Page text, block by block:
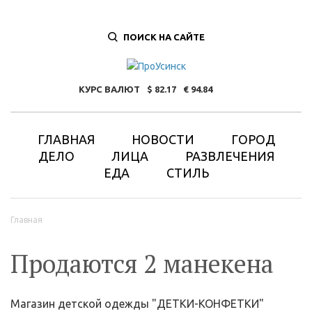
ПОИСК НА САЙТЕ
КУРС ВАЛЮТ 82.17 94.84
ГЛАВНАЯ НОВОСТИ
ГОРОД
ДЕЛО
ЛИЦА
РАЗВЛЕЧЕНИЯ
ЕДА
СТИЛЬ
Вы здесь
Главная
Продаются 2 манекена
Магазин детской одежды "ДЕТКИ-КОНФЕТКИ"